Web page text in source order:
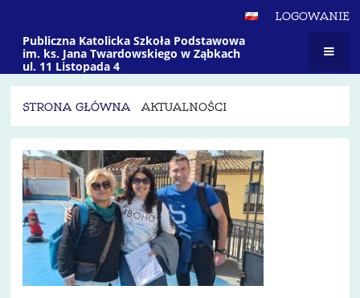
LOGOWANIE
Publiczna Katolicka Szkoła Podstawowa
im. ks. Jana Twardowskiego w Ząbkach
ul. 11 Listopada 4
STRONA GŁÓWNA AKTUALNOŚCI
Aktualności